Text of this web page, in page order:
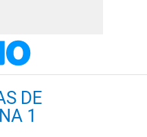
DE
1